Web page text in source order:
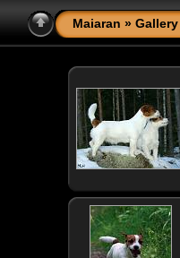
Maiaran » Gallery